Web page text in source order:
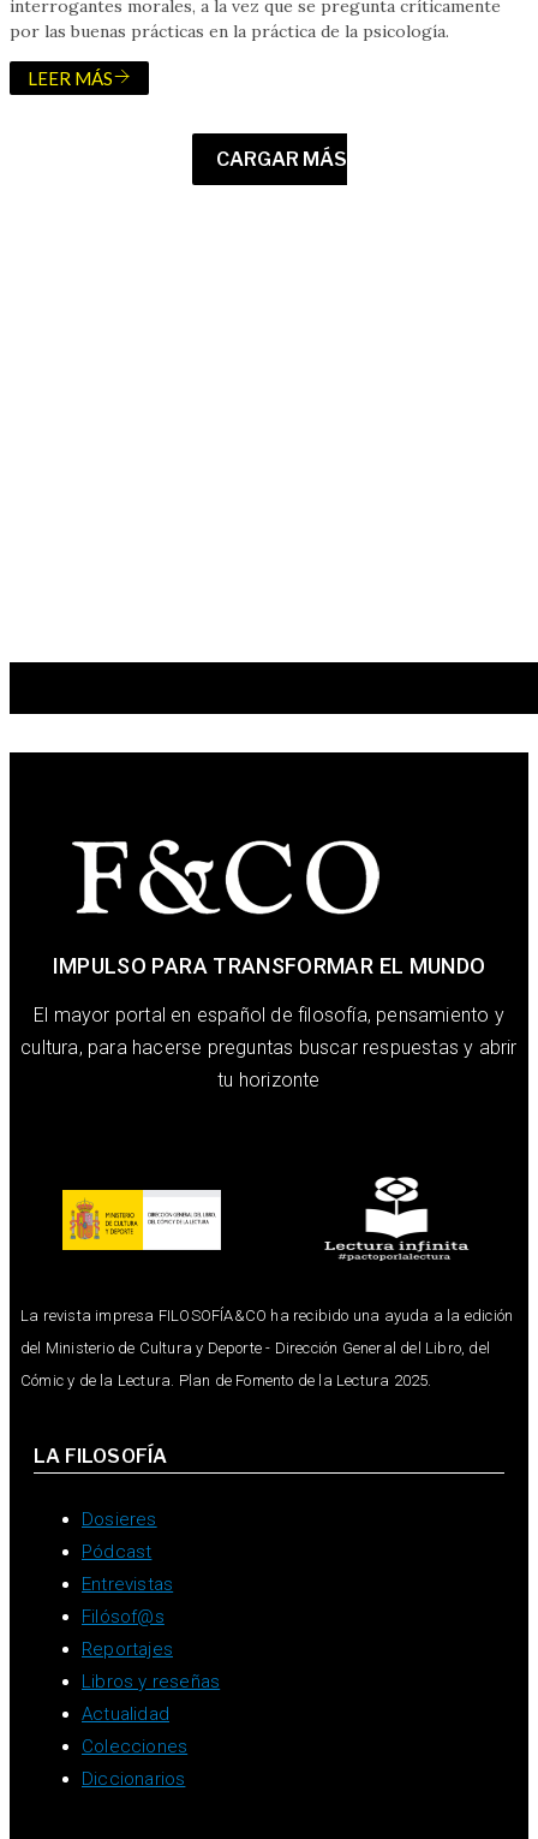
interrogantes morales, a la vez que se pregunta críticamente
por las buenas prácticas en la práctica de la psicología.
LEER MÁS
CARGAR MÁS
IMPULSO PARA TRANSFORMAR EL MUNDO
El mayor portal en español de filosofía, pensamiento y
cultura, para hacerse preguntas buscar respuestas y abrir
tu horizonte
La revista impresa FILOSOFÍA&CO ha recibido una ayuda a la edición
del Ministerio de Cultura y Deporte - Dirección General del Libro, del
Cómic y de la Lectura. Plan de Fomento de la Lectura 2025.
LA FILOSOFÍA
Dosieres
Pódcast
Entrevistas
Filósof@s
Reportajes
Libros y reseñas
Actualidad
Colecciones
Diccionarios